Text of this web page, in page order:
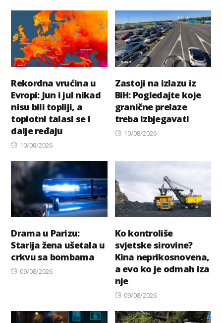
Rekordna vrućina u
Evropi: Jun i jul nikad
nisu bili topliji, a
toplotni talasi se i
dalje ređaju
Posted
10/08/2026
Zastoji na izlazu iz
BiH: Pogledajte koje
granične prelaze
treba izbjegavati
Posted
10/08/2026
Drama u Parizu:
Starija žena ušetala u
crkvu sa bombama
Posted
09/08/2026
Ko kontroliše
svjetske sirovine?
Kina neprikosnovena,
a evo ko je odmah iza
nje
Posted
09/08/2026